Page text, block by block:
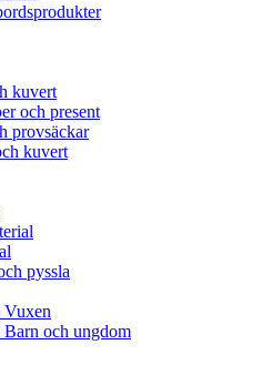
kuvert
och present
provsäckar
kuvert
pyssla
Vuxen
Barn och ungdom